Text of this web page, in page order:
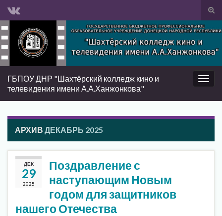
Вкл/
Search for:
Вкл/
ГБПОУ ДНР "Шахтёрский колледж кино и
телевидения имени А.А.Ханжонкова"
АРХИВ ДЕКАБРЬ 2025
ДЕК
29
2025
Поздравление с
наступающим Новым
годом для защитников
нашего Отечества